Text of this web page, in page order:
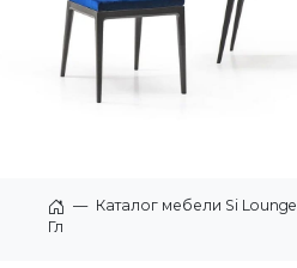
Главная
— Каталог мебели Si Lounge